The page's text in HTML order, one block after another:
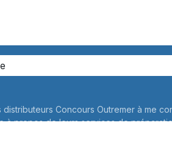
Concours Outremer à me
à propos de leurs services de